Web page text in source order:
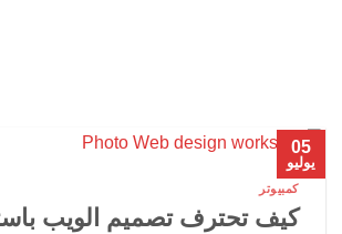
05
يوليو
كمبيوتر
كيف تحترف تصميم الويب